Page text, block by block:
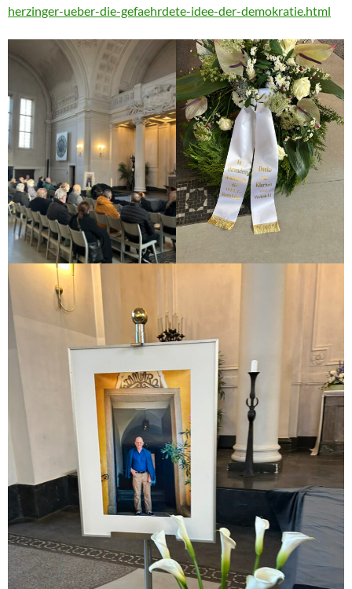
herzinger-ueber-die-gefaehrdete-idee-der-demokratie.html